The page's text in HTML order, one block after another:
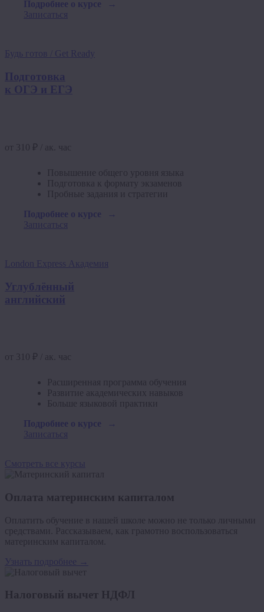
Подробнее о курсе
Записаться
Будь готов / Get Ready
Подготовка
к ОГЭ и ЕГЭ
от 310 ₽ / ак. час
Повышение общего уровня языка
Подготовка к формату экзаменов
Пробные задания и стратегии
Подробнее о курсе
Записаться
London Express Академия
Углублённый
английский
от 310 ₽ / ак. час
Расширенная программа обучения
Развитие академических навыков
Больше языковой практики
Подробнее о курсе
Записаться
Смотреть все курсы
Оплата материнским капиталом
Оплатить обучение в нашей школе можно не только личными
средствами. Рассказываем, как грамотно воспользоваться
материнским капиталом.
Узнать подробнее →
Налоговый вычет НДФЛ